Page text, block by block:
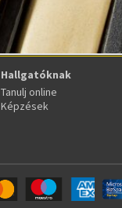
Hallgatóknak
Tanulj online
Képzések